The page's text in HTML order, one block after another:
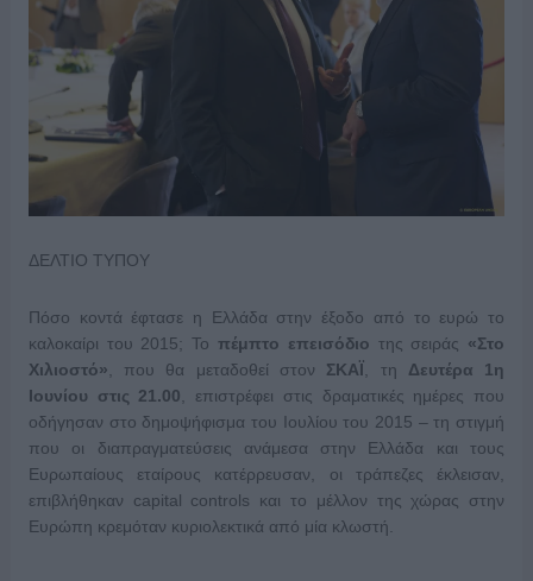
ΔΕΛΤΙΟ ΤΥΠΟΥ
Πόσο κοντά έφτασε η Ελλάδα στην έξοδο από το ευρώ το
καλοκαίρι του 2015; Το πέμπτο επεισόδιο της σειράς «Στο
Χιλιοστό» , που θα μεταδοθεί στον ΣΚΑΪ , τη Δευτέρα 1η
Ιουνίου στις 21.00 , επιστρέφει στις δραματικές ημέρες που
οδήγησαν στο δημοψήφισμα του Ιουλίου του 2015 – τη στιγμή
που οι διαπραγματεύσεις ανάμεσα στην Ελλάδα και τους
Ευρωπαίους εταίρους κατέρρευσαν, οι τράπεζες έκλεισαν,
επιβλήθηκαν capital controls και το μέλλον της χώρας στην
Ευρώπη κρεμόταν κυριολεκτικά από μία κλωστή.